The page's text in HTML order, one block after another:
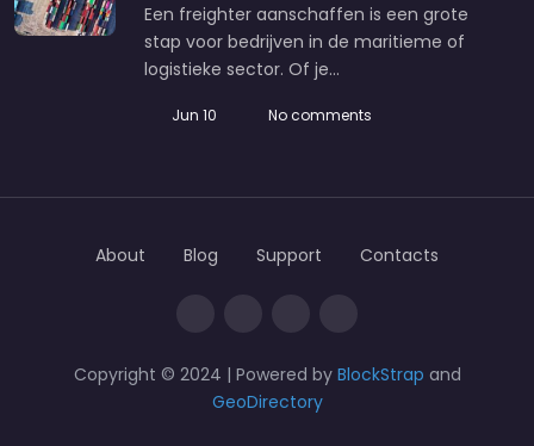
Een freighter aanschaffen is een grote
stap voor bedrijven in de maritieme of
logistieke sector. Of je…
Jun 10 No comments
Copyright © 2024 | Powered by BlockStrap and
GeoDirectory
About Blog Support Contacts